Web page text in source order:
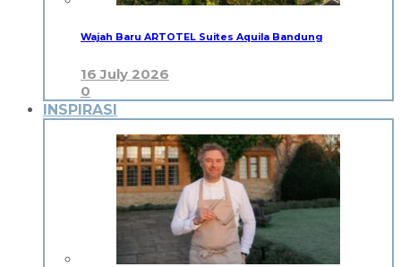
Wajah Baru ARTOTEL Suites Aquila Bandung
16 July 2026
0
INSPIRASI